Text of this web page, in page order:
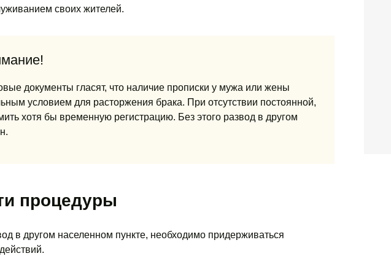
своих жителей.
документы гласят, что наличие прописки у мужа или жены
условием для расторжения брака. При отсутствии постоянной,
хотя бы временную регистрацию. Без этого развод в другом
процедуры
в другом населенном пункте, необходимо придерживаться